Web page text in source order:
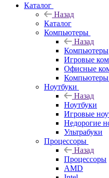
Каталог
Назад
Каталог
Компьютеры
Назад
Компьютеры
Игровые
Офисные
Компьютеры
Ноутбуки
Назад
Ноутбуки
Игровые
Недорогие
Ультрабуки
Процессоры
Назад
Процессоры
AMD